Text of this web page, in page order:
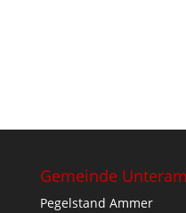
Gemeinde
Pegelstand Ammer